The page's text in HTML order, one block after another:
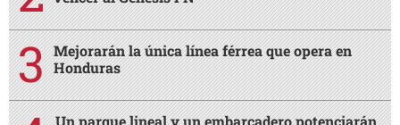
Mejorarán la única línea férrea que opera en
Honduras